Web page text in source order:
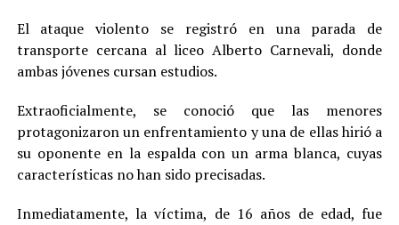
El ataque violento se registró en una parada de
transporte cercana al liceo Alberto Carnevali, donde
ambas jóvenes cursan estudios.
Extraoficialmente, se conoció que las menores
protagonizaron un enfrentamiento y una de ellas hirió a
su oponente en la espalda con un arma blanca, cuyas
características no han sido precisadas.
Inmediatamente, la víctima, de 16 años de edad, fue